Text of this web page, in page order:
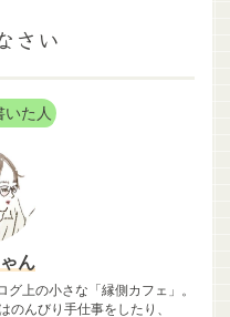
さい
いた人
ん
上の小さな「縁側カフェ」。
のんびり手仕事をしたり、